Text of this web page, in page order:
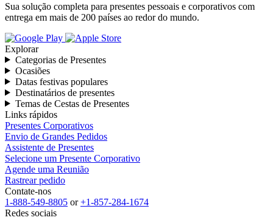
Sua solução completa para presentes pessoais e corporativos com
entrega em mais de 200 países ao redor do mundo.
Explorar
Categorias de Presentes
Ocasiões
Datas festivas populares
Destinatários de presentes
Temas de Cestas de Presentes
Links rápidos
Presentes Corporativos
Envio de Grandes Pedidos
Assistente de Presentes
Selecione um Presente Corporativo
Agende uma Reunião
Rastrear pedido
Contate-nos
1-888-549-8805 or+1-857-284-1674
Redes sociais